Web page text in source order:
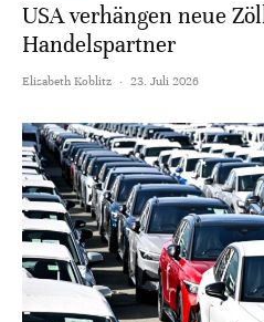
USA verhängen neue
Handelspartner
Elisabeth Koblitz · 23. Juli 2026